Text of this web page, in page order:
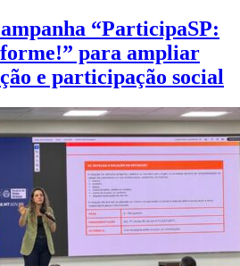
“ParticipaSP:
para ampliar
e participação social